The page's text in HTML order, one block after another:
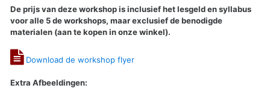
De prijs van deze workshop is inclusief het lesgeld en syllabus
voor alle 5 de workshops, maar exclusief de benodigde
materialen (aan te kopen in onze winkel).
Download de workshop flyer
Extra Afbeeldingen: